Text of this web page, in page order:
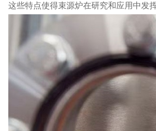
这些特点使得束源炉在研究和应用中发